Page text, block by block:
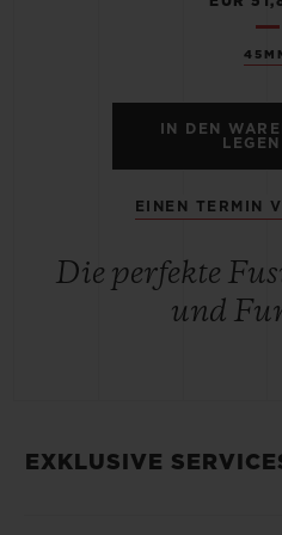
IN DEN
LEGEN
EINEN TERMIN
Die perfekte
und
EXKLUSIVE